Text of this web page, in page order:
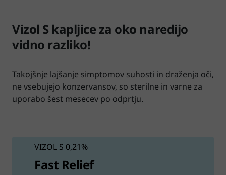
Vizol S kapljice za oko naredijo
vidno razliko!
Takojšnje lajšanje simptomov suhosti in draženja oči,
ne vsebujejo konzervansov, so sterilne in varne za
uporabo šest mesecev po odprtju.
VIZOL S 0,21%
Fast Relief